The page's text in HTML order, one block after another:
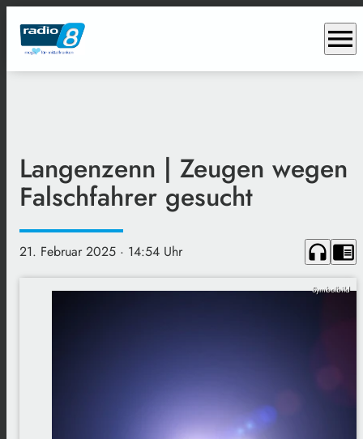
menu
Langenzenn | Zeugen wegen
Falschfahrer gesucht
21. Februar 2025 · 14:54 Uhr headphones chrome_reader_mode
Symbolbild